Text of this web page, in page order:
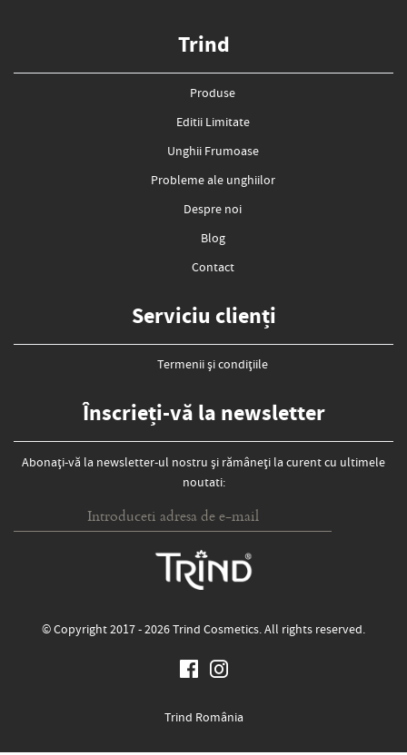
Trind
Produse
Editii Limitate
Unghii Frumoase
Probleme ale unghiilor
Despre noi
Blog
Contact
Serviciu clienți
Termenii și condițiile
Înscrieți-vă la newsletter
Abonați-vă la newsletter-ul nostru și rămâneți la curent cu ultimele
noutati:
© Copyright 2017 - 2026 Trind Cosmetics. All rights reserved.
Trind România